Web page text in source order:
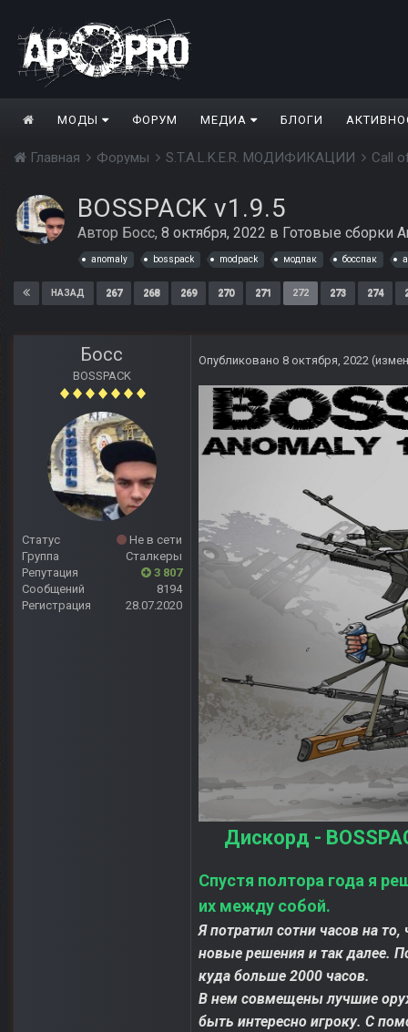
МОДЫ ФОРУМ МЕДИА БЛОГИ
Главная Форумы S.T.A.L.K.E.R. МОДИФИКАЦИИ Call
BOSSPACK v1.9.5
Автор Босс, 8 октября, 2022 в Готовые сборки
anomaly bosspack modpack модпак босспак
НАЗАД 267 268 269 270 271 272 273 274
Босс
BOSSPACK
Статус
Не в сети
Группа
Сталкеры
Репутация
3 807
Сообщений
8194
Регистрация
28.07.2020
Опубликовано 8 октября, 2022
Дискорд -
Спустя полтора года я
их между собой.
Я потратил сотни часов на
новые решения и так далее.
куда больше 2000 часов.
В нем совмещены лучшие
быть интересно игроку. С